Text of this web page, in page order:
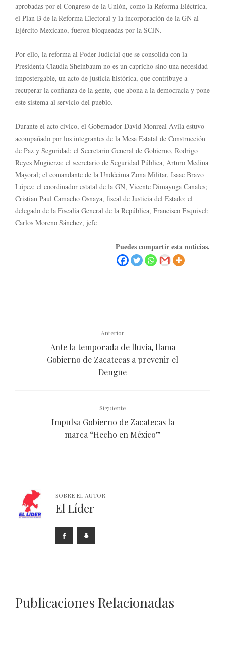
aprobadas por el Congreso de la Unión, como la Reforma Eléctrica,
el Plan B de la Reforma Electoral y la incorporación de la GN al
Ejército Mexicano, fueron bloqueadas por la SCJN.
Por ello, la reforma al Poder Judicial que se consolida con la
Presidenta Claudia Sheinbaum no es un capricho sino una necesidad
impostergable, un acto de justicia histórica, que contribuye a
recuperar la confianza de la gente, que abona a la democracia y pone
este sistema al servicio del pueblo.
Durante el acto cívico, el Gobernador David Monreal Ávila estuvo
acompañado por los integrantes de la Mesa Estatal de Construcción
de Paz y Seguridad: el Secretario General de Gobierno, Rodrigo
Reyes Mugüerza; el secretario de Seguridad Pública, Arturo Medina
Mayoral; el comandante de la Undécima Zona Militar, Isaac Bravo
López; el coordinador estatal de la GN, Vicente Dimayuga Canales;
Cristian Paul Camacho Osnaya, fiscal de Justicia del Estado; el
delegado de la Fiscalía General de la República, Francisco Esquivel;
Carlos Moreno Sánchez, jefe
Puedes compartir esta noticias.
Anterior
Ante la temporada de lluvia, llama
Gobierno de Zacatecas a prevenir el
Dengue
Siguiente
Impulsa Gobierno de Zacatecas la
marca “Hecho en México”
SOBRE EL AUTOR
El Líder
Publicaciones Relacionadas